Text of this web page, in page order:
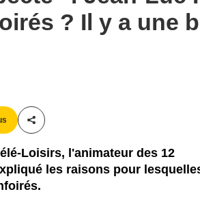
? Il y a une
Partager cet article
Loisirs, l'animateur des 12
les raisons pour